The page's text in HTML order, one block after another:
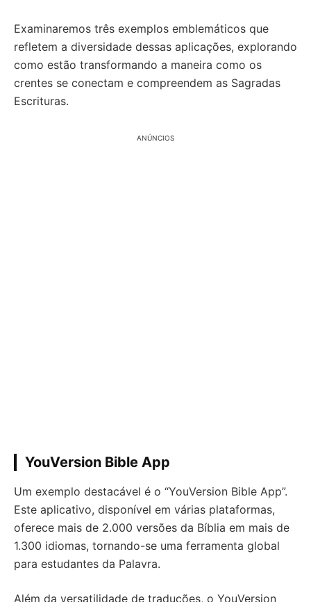
Examinaremos três exemplos emblemáticos que
refletem a diversidade dessas aplicações, explorando
como estão transformando a maneira como os
crentes se conectam e compreendem as Sagradas
Escrituras.
ANÚNCIOS
YouVersion Bible App
Um exemplo destacável é o “YouVersion Bible App”.
Este aplicativo, disponível em várias plataformas,
oferece mais de 2.000 versões da Bíblia em mais de
1.300 idiomas, tornando-se uma ferramenta global
para estudantes da Palavra.
Além da versatilidade de traduções, o YouVersion